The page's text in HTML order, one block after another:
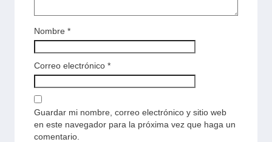
Nombre *
Correo electrónico *
Guardar mi nombre, correo electrónico y sitio web
en este navegador para la próxima vez que haga un
comentario.